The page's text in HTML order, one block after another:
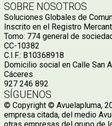
SOBRE NOSOTROS
Soluciones Globales de
Inscrito en el Registro
Tomo: 774 general de
CC-10382
C.I.F.: B10368918
Domicilio social en Calle San
Cáceres
927 246 892
SÍGUENOS
© Copyright © Avuelapluma,
empresa citada, del medio